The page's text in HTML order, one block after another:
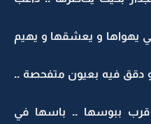
يهواها و يعشقها و يهيم
و دقق فيه بعيون متفحصة ..
.. قرب ببوسها .. باسها في